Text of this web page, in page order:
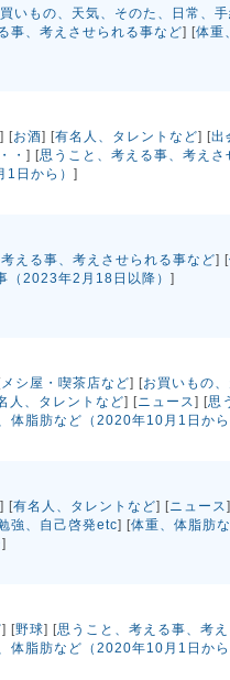
いもの、天気、そのた、日常、
事、考えさせられる事など] [体重
] [お酒] [有名人、タレントなど] [出
・ ] [思うこと、考える事、考え
日から） ]
える事、考えさせられる事など] [
（2023年2月18日以降） ]
メシ屋・喫茶店など] [お買いもの
人、タレントなど] [ニュース] [思
体脂肪など（2020年10月1日か
] [有名人、タレントなど] [ニュース
強、自己啓発etc] [体重、体脂肪
]
] [野球] [思うこと、考える事、考
体脂肪など（2020年10月1日か